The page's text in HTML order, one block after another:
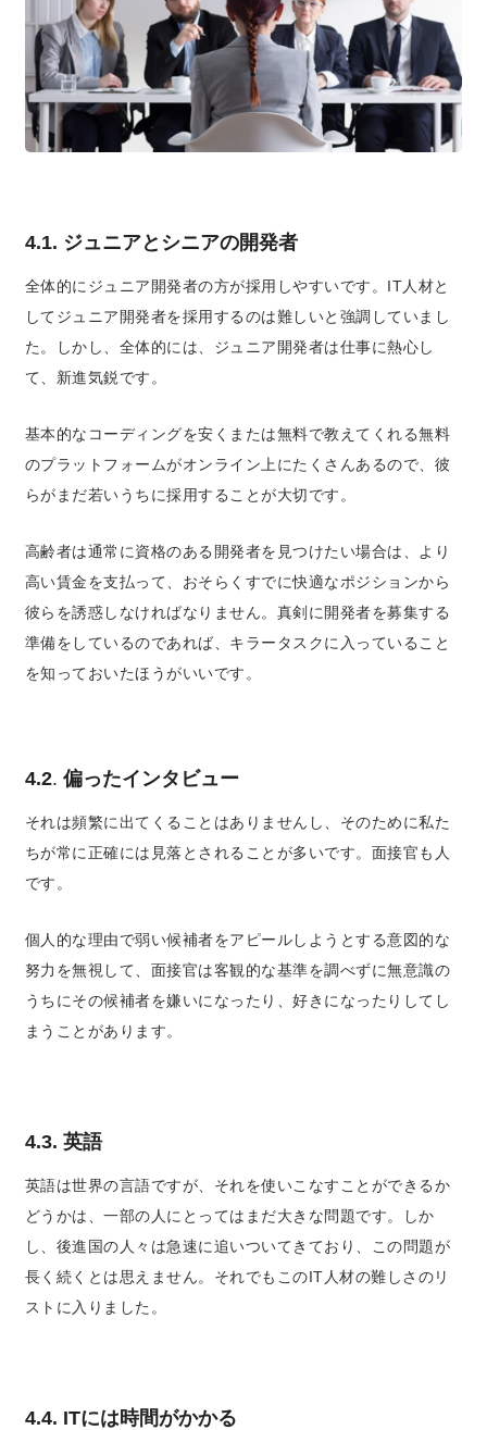
4.1. ジュニアとシニアの開発者
全体的にジュニア開発者の方が採用しやすいです。IT人材と
してジュニア開発者を採用するのは難しいと強調していまし
た。しかし、全体的には、ジュニア開発者は仕事に熱心し
て、新進気鋭です。
基本的なコーディングを安くまたは無料で教えてくれる無料
のプラットフォームがオンライン上にたくさんあるので、彼
らがまだ若いうちに採用することが大切です。
高齢者は通常に資格のある開発者を見つけたい場合は、より
高い賃金を支払って、おそらくすでに快適なポジションから
彼らを誘惑しなければなりません。真剣に開発者を募集する
準備をしているのであれば、キラータスクに入っていること
を知っておいたほうがいいです。
4.2. 偏ったインタビュー
それは頻繁に出てくることはありませんし、そのために私た
ちが常に正確には見落とされることが多いです。面接官も人
です。
個人的な理由で弱い候補者をアピールしようとする意図的な
努力を無視して、面接官は客観的な基準を調べずに無意識の
うちにその候補者を嫌いになったり、好きになったりしてし
まうことがあります。
4.3. 英語
英語は世界の言語ですが、それを使いこなすことができるか
どうかは、一部の人にとってはまだ大きな問題です。
しか
し、後進国の人々は急速に追いついてきており、この問題が
長く続くとは思えません。それでもこのIT人材の難しさのリ
ストに入りました。
4.4. ITには時間がかかる